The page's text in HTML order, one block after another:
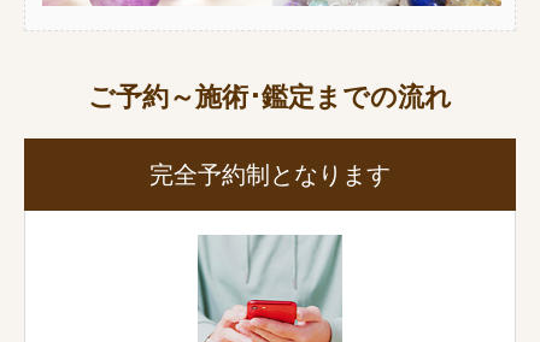
ご予約～施術･鑑定までの流れ
完全予約制となります